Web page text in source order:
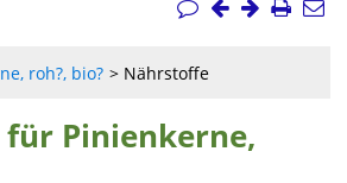
roh?, bio? Nährstoffe
Pinienkerne,